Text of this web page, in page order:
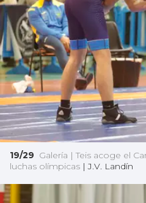
19/29 Galería | Teis acoge el
luchas olímpicas |J.V. Landín